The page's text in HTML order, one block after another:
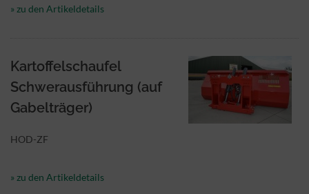
» zu den Artikeldetails
Kartoffelschaufel
Schwerausführung (auf
Gabelträger)
HOD-ZF
» zu den Artikeldetails